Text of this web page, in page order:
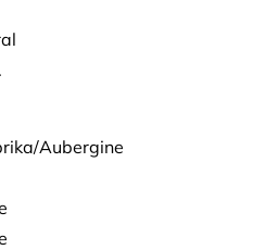
Aubergine